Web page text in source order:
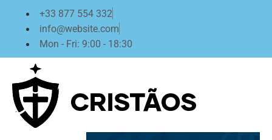
conteúdo
+33 877 554 332
info@website.com
Mon - Fri: 9:00 - 18:30